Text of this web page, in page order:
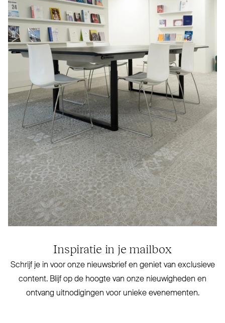
Inspiratie in je mailbox
Schrijf je in voor onze nieuwsbrief en geniet van exclusieve
content. Blijf op de hoogte van onze nieu­wigheden en
ontvang uit­no­digingen voor unieke evenementen.